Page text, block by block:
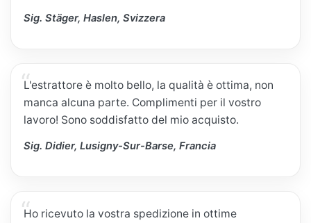
Sig. Stäger, Haslen, Svizzera
L'estrattore è molto bello, la qualità è ottima, non
manca alcuna parte. Complimenti per il vostro
lavoro! Sono soddisfatto del mio acquisto.
Sig. Didier, Lusigny-Sur-Barse, Francia
Ho ricevuto la vostra spedizione in ottime